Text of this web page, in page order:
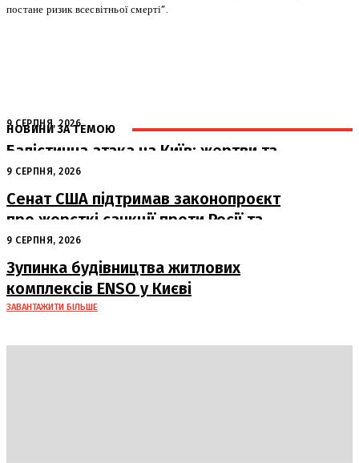
постане ризик всесвітньої смерті”.
НОВИНИ ЗА ТЕМОЮ
9 СЕРПНЯ, 2026
Балістична атака на Київ: жертви та
руйнування
9 СЕРПНЯ, 2026
Сенат США підтримав законопроєкт
про жорсткі санкції проти Росії та
Ірану
9 СЕРПНЯ, 2026
Зупинка будівництва житлових
комплексів ENSO у Києві
ЗАВАНТАЖИТИ БІЛЬШЕ